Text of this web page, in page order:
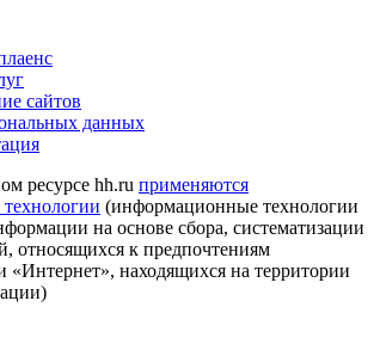
сайтов
данных
ресурсе hh.ru применяются
(информационные технологии
на основе сбора, систематизации
относящихся к предпочтениям
«Интернет», находящихся на территории